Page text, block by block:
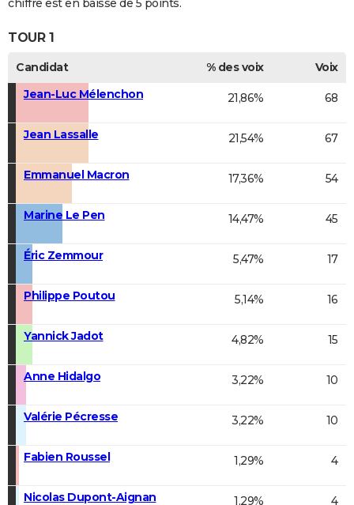
chiffre est en baisse de 5 points.
TOUR 1
Candidat % des voix
Voix
Jean-Luc Mélenchon
21,86% 68
Jean Lassalle 21,54% 67
Emmanuel Macron 17,36% 54
Marine Le Pen 14,47% 45
Éric Zemmour 5,47% 17
Philippe Poutou 5,14% 16
Yannick Jadot 4,82% 15
Anne Hidalgo 3,22% 10
Valérie Pécresse 3,22% 10
Fabien Roussel 1,29% 4
Nicolas Dupont-Aignan 1,29% 4